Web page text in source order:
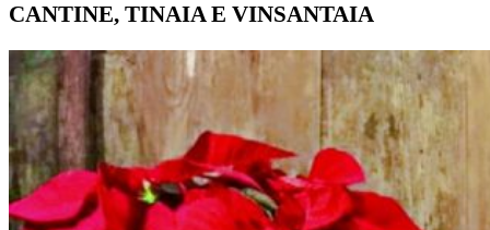
CANTINE, TINAIA E VINSANTAIA